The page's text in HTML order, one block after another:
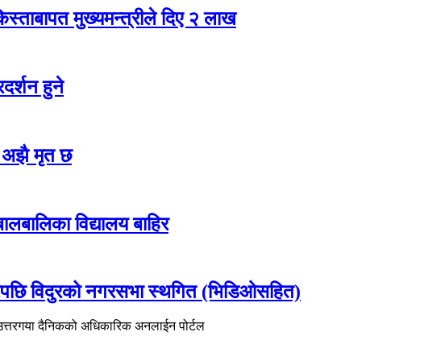
मुख्यमन्त्रीले दिए २ लाख
हुने
अझै मृत छ
विद्यालय बाहिर
विदुरको नगरसभा स्थगित (भिडिओसहित)
दैनिकको अधिकारिक अनलाईन पोर्टल